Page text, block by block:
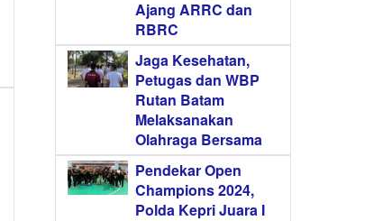
Ajang ARRC dan
RBRC
Jaga Kesehatan,
Petugas dan WBP
Rutan Batam
Melaksanakan
Olahraga Bersama
Pendekar Open
Champions 2024,
Polda Kepri Juara I